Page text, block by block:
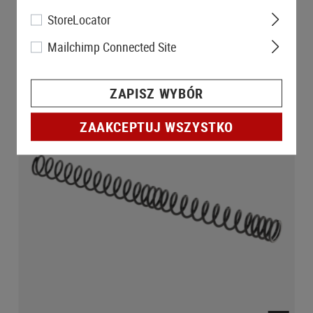
StoreLocator
Mailchimp Connected Site
ZAPISZ WYBÓR
ZAAKCEPTUJ WSZYSTKO